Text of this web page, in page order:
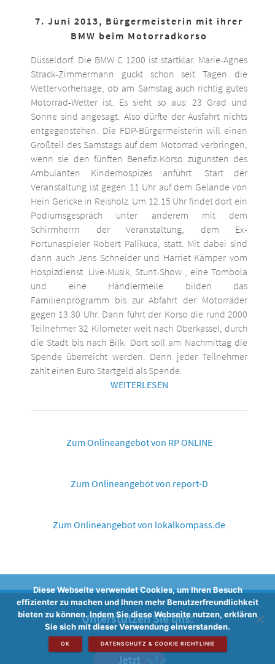
7. Juni 2013, Bürgermeisterin mit ihrer
BMW beim Motorradkorso
Düsseldorf. Die BMW C 1200 ist startklar. Marie-Agnes
Strack-Zimmermann guckt schon seit Tagen die
Wettervorhersage, ob am Samstag auch richtig gutes
Motorrad-Wetter ist. Es sieht so aus: 23 Grad und
Sonne sind angesagt. Also dürfte der Ausfahrt nichts
entgegenstehen. Die FDP-Bürgermeisterin will einen
Großteil des Samstags auf dem Motorrad verbringen,
wenn sie den fünften Benefiz-Korso zugunsten des
Ambulanten Kinderhospizes anführt. Start der
Veranstaltung ist gegen 11 Uhr auf dem Gelände von
Hein Gericke in Reisholz. Um 12.15 Uhr findet dort ein
Podiumsgespräch unter anderem mit dem
Schirmherrn der Veranstaltung, dem Ex-
Fortunaspieler Robert Palikuca, statt. Mit dabei sind
dann auch Jens Schneider und Harriet Kämper vom
Hospizdienst. Live-Musik, Stunt-Show , eine Tombola
und eine Händlermeile bilden das
Familienprogramm bis zur Abfahrt der Motorräder
gegen 13.30 Uhr. Dann führt der Korso die rund 2000
Teilnehmer 32 Kilometer weit nach Oberkassel, durch
die Stadt bis nach Bilk. Dort soll am Nachmittag die
Spende überreicht werden. Denn jeder Teilnehmer
zahlt einen Euro Startgeld als Spende.
WEITERLESEN
Zum Onlineangebot von RP ONLINE
Zum Onlineangebot von report-D
Zum Onlineangebot von lokalkompass.de
Unterstützen Sie uns:
Diese Webseite verwendet Cookies, um Ihren Besuch
effizienter zu machen und Ihnen mehr Benutzerfreundlichkeit
bieten zu können. Indem Sie diese Webseite nutzen, erklären
Sie sich mit dieser Verwendung einverstanden.
OK DATENSCHUTZ & COOKIE RICHTLINIE